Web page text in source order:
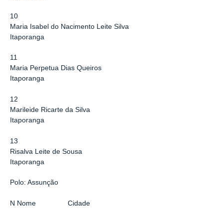
10
Maria Isabel do Nacimento Leite Silva
Itaporanga
11
Maria Perpetua Dias Queiros
Itaporanga
12
Marileide Ricarte da Silva
Itaporanga
13
Risalva Leite de Sousa
Itaporanga
Polo: Assunção
N Nome Cidade